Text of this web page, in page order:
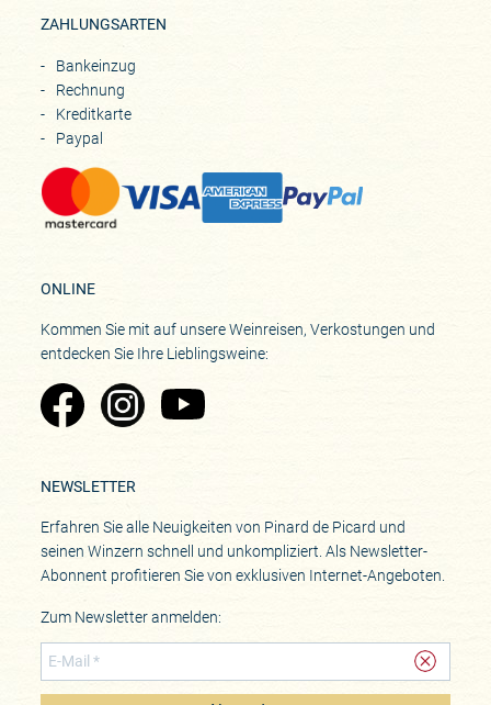
ZAHLUNGSARTEN
Bankeinzug
Rechnung
Kreditkarte
Paypal
ONLINE
Kommen Sie mit auf unsere Weinreisen, Verkostungen und
entdecken Sie Ihre Lieblingsweine:
Zu Pinard's Facebook-Seite
Zu Pinard's Instagram-Seite
Zu Pinard's YouTube-Seite
NEWSLETTER
Erfahren Sie alle Neuigkeiten von Pinard de Picard und
seinen Winzern schnell und unkompliziert. Als Newsletter-
Abonnent profitieren Sie von exklusiven Internet-Angeboten.
Zum Newsletter anmelden: